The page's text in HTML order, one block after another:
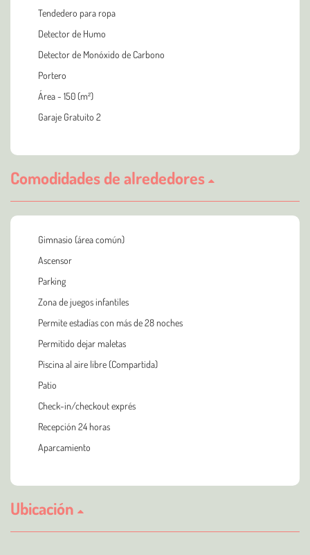
Tendedero para ropa
Detector de Humo
Detector de Monóxido de Carbono
Portero
Área - 150 (m²)
Garaje Gratuito 2
Comodidades de alrededores
Gimnasio (área común)
Ascensor
Parking
Zona de juegos infantiles
Permite estadías con más de 28 noches
Permitido dejar maletas
Piscina al aire libre (Compartida)
Patio
Check-in/checkout exprés
Recepción 24 horas
Aparcamiento
Ubicación